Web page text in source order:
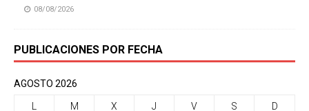
08/08/2026
PUBLICACIONES POR FECHA
AGOSTO 2026
M X J V S D